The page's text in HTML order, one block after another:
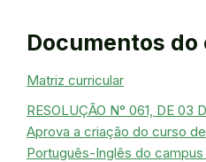
Documentos do
Matriz curricular
RESOLUÇÃO N° 061, DE 03
Aprova a criação do curso
Português-Inglês do campus